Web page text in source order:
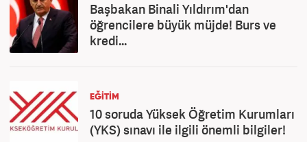
Başbakan Binali Yıldırım'dan
öğrencilere büyük müjde! Burs ve
kredi...
EĞİTİM
10 soruda Yüksek Öğretim Kurumları
(YKS) sınavı ile ilgili önemli bilgiler!